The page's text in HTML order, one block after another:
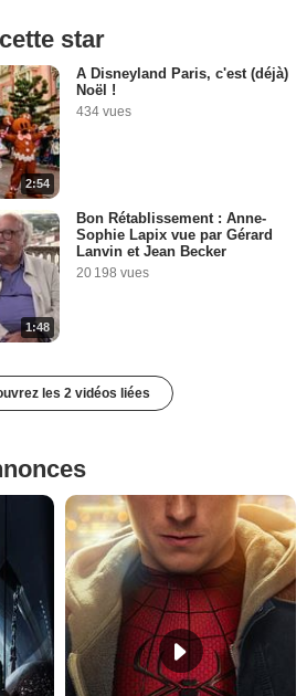
star
2:54
A Disneyland Paris, c'est (déjà)
Noël !
434 vues
1:48
Bon Rétablissement : Anne-
Sophie Lapix vue par Gérard
Lanvin et Jean Becker
20 198 vues
les 2 vidéos liées